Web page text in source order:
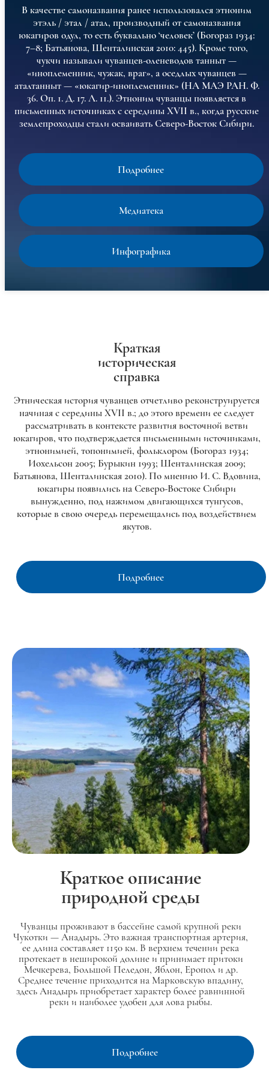
В качестве самоназвания ранее использовался этноним
этэль / этал / атал, производный от самоназвания
юкагиров одул, то есть буквально ‘человек’ (Богораз 1934:
7–8; Батьянова, Шенталинская 2010: 445). Кроме того,
чукчи называли чуванцев-оленеводов танныт —
«иноплеменник, чужак, враг», а оседлых чуванцев —
аталтанныт — «юкагир-иноплеменник» (НА МАЭ РАН. Ф.
36. Оп. 1. Д. 17. Л. 11.). Этноним чуванцы появляется в
письменных источниках с середины XVII в., когда русские
землепроходцы стали осваивать Северо-Восток Сибири.
Подробнее
Медиатека
Инфографика
Краткая
историческая
справка
Этническая история чуванцев отчетливо реконструируется
начиная с середины XVII в.; до этого времени ее следует
рассматривать в контексте развития восточной ветви
юкагиров, что подтверждается письменными источниками,
этнонимией, топонимией, фольклором (Богораз 1934;
Иохельсон 2005; Бурыкин 1993; Шенталинская 2009;
Батьянова, Шенталинская 2010). По мнению И. С. Вдовина,
юкагиры появились на Северо-Востоке Сибири
вынужденно, под нажимом двигающихся тунгусов,
которые в свою очередь перемещались под воздействием
якутов.
Подробнее
Краткое описание
природной среды
Чуванцы проживают в бассейне самой крупной реки
Чукотки — Анадырь. Это важная транспортная артерия,
ее длина составляет 1150 км. В верхнем течении река
протекает в неширокой долине и принимает притоки
Мечкерева, Большой Пеледон, Яблон, Еропол и др.
Среднее течение приходится на Марковскую впадину,
здесь Анадырь приобретает характер более равнинной
реки и наиболее удобен для лова рыбы.
Подробнее